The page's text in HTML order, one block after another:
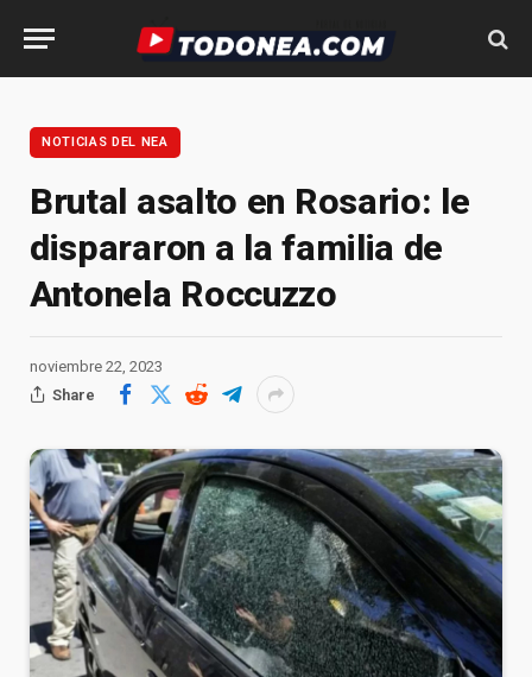
NOTICIAS DEL NEA
Brutal asalto en Rosario: le
dispararon a la familia de
Antonela Roccuzzo
noviembre 22, 2023
Share